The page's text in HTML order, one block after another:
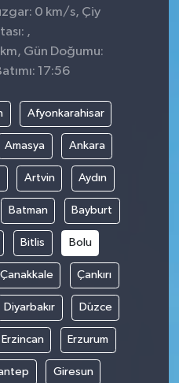
0 km/s, Çiy
,
Gün Doğumu:
17:56
Afyonkarahisar
Amasya Ankara
Artvin Aydın
Batman Bayburt
Bitlis Bolu
Çanakkale Çankırı
Diyarbakır Düzce
Erzincan Erzurum
Giresun